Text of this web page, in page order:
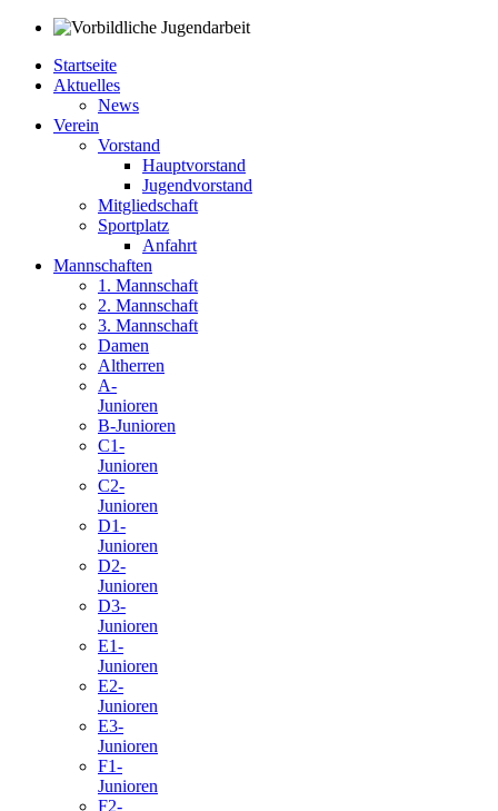
Startseite
Aktuelles
News
Verein
Vorstand
Hauptvorstand
Jugendvorstand
Mitgliedschaft
Sportplatz
Anfahrt
Mannschaften
1. Mannschaft
2. Mannschaft
3. Mannschaft
Damen
Altherren
A-
Junioren
B-Junioren
C1-
Junioren
C2-
Junioren
D1-
Junioren
D2-
Junioren
D3-
Junioren
E1-
Junioren
E2-
Junioren
E3-
Junioren
F1-
Junioren
F2-